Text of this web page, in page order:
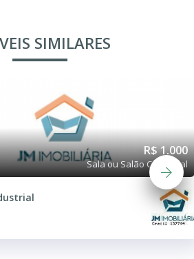
SIMILARES
R$ 1.000
Sala ou Salão Comercial